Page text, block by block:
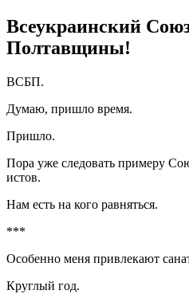
Всеукраинский
Полтавщины!
ВСБП.
Думаю, пришло время.
Пришло.
Пора уже следовать примеру
истов.
Нам есть на кого равняться.
***
Особенно меня привлекают
Круглый год.